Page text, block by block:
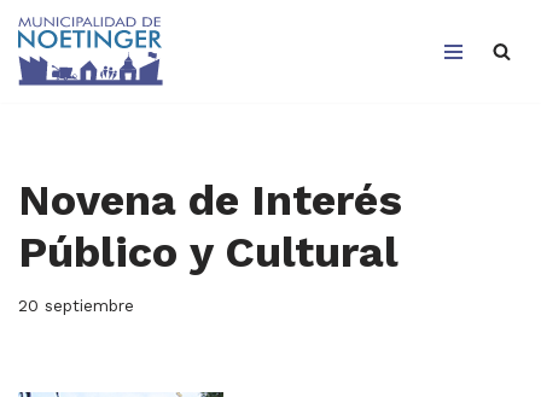
Saltar
Novena de Interés
Público y Cultural
20 septiembre